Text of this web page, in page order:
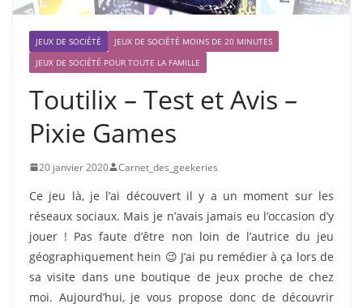
JEUX DE SOCIÉTÉ
JEUX DE SOCIÉTÉ MOINS DE 20 MINUTES
JEUX DE SOCIÉTÉ POUR TOUTE LA FAMILLE
Toutilix – Test et Avis –
Pixie Games
20 janvier 2020 Carnet_des_geekeries
Ce jeu là, je l’ai découvert il y a un moment sur les
réseaux sociaux. Mais je n’avais jamais eu l’occasion d’y
jouer ! Pas faute d’être non loin de l’autrice du jeu
géographiquement hein 😉 J’ai pu remédier à ça lors de
sa visite dans une boutique de jeux proche de chez
moi. Aujourd’hui, je vous propose donc de découvrir